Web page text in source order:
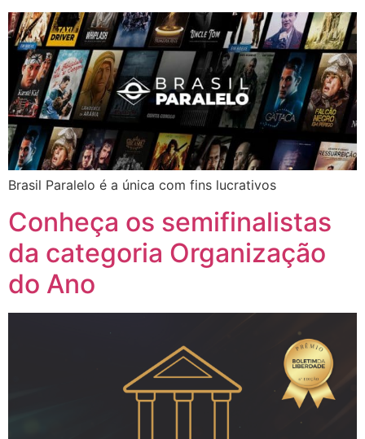
Brasil Paralelo é a única com fins lucrativos
Conheça os semifinalistas
da categoria Organização
do Ano